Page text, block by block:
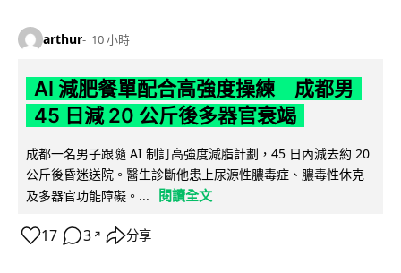
arthur 10 小時
AI 減肥餐單配合高強度操練 成都男
45 日減 20 公斤後多器官衰竭
成都一名男子跟隨 AI 制訂高強度減脂計劃，45 日內減去約 20
公斤後昏迷送院。醫生診斷他患上尿源性膿毒症、膿毒性休克
及多器官功能障礙。...
閱讀全文
17 3 ↗ 分享